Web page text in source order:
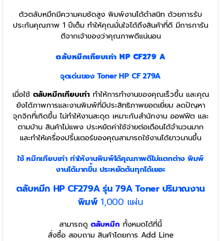
ตัวตลับหมึกมีความคมชัดสูง พิมพ์งานได้ดำสนิท ด้วยการรับ
ประกันคุณภาพ 1 ปีเต็ม ทำให้คุณมั่นใจได้ถึงสินค้าที่ดี มีการการัน
ตีจากเจ้าของว่าคุณภาพดีแน่นอน
ตลับหมึกเทียบเท่า HP CF279 A
จุดเด่นของ TonerHP CF 279A
เมื่อใช้ ตลับหมึกเทียบเท่าทำให้การทำงานของคุณเร็วขึ้น และคุณ
ยังได้ภาพการและงานพิมพ์ที่มีประสิทธิภาพยอดเยี่ยม ลดปัญหา
จุกจิกที่เกิดขึ้น ไม่ทำให้งานสะดุด เหมาะกับสำนักงาน ออฟฟิต และ
ตามบ้าน สินค้าไม่แพง ประหยัดค่าใช้จ่ายต่อเดือนได้จำนวนมาก
และทำให้เครื่องปริ้นเตอร์ของคุณสามารถใช้งานได้ยาวนานขึ้น
ใช้ หมึกเทียบเท่า ทำให้งานพิมพ์ได้คุณภาพดีไม่แตกต่าง พิมพ์
งานได้มากขึ้น ประหยัดต้นทุกได้เยอะ
ตลับหมึก HPCF279A รุ่น 79A Toner ปริมาณงาน
พิมพ์1,000 แผ่น
สามารถดู ตลับหมึก ทั้งหมดได้ที่นี้
สั่งซื้อ สอบถาม สินค้าโดยการ Add Line